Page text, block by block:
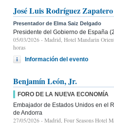
José Luis Rodríguez Zapatero
Presentador de Elma Saiz Delgado
Presidente del Gobierno de España
05/03/2026 - Madrid, Hotel Mandarin
horas
Información del evento
Benjamín León, Jr.
FORO DE LA NUEVA ECONOMÍA
Embajador de Estados Unidos en el
de Andorra
27/05/2026 - Madrid, Four Seasons Hotel